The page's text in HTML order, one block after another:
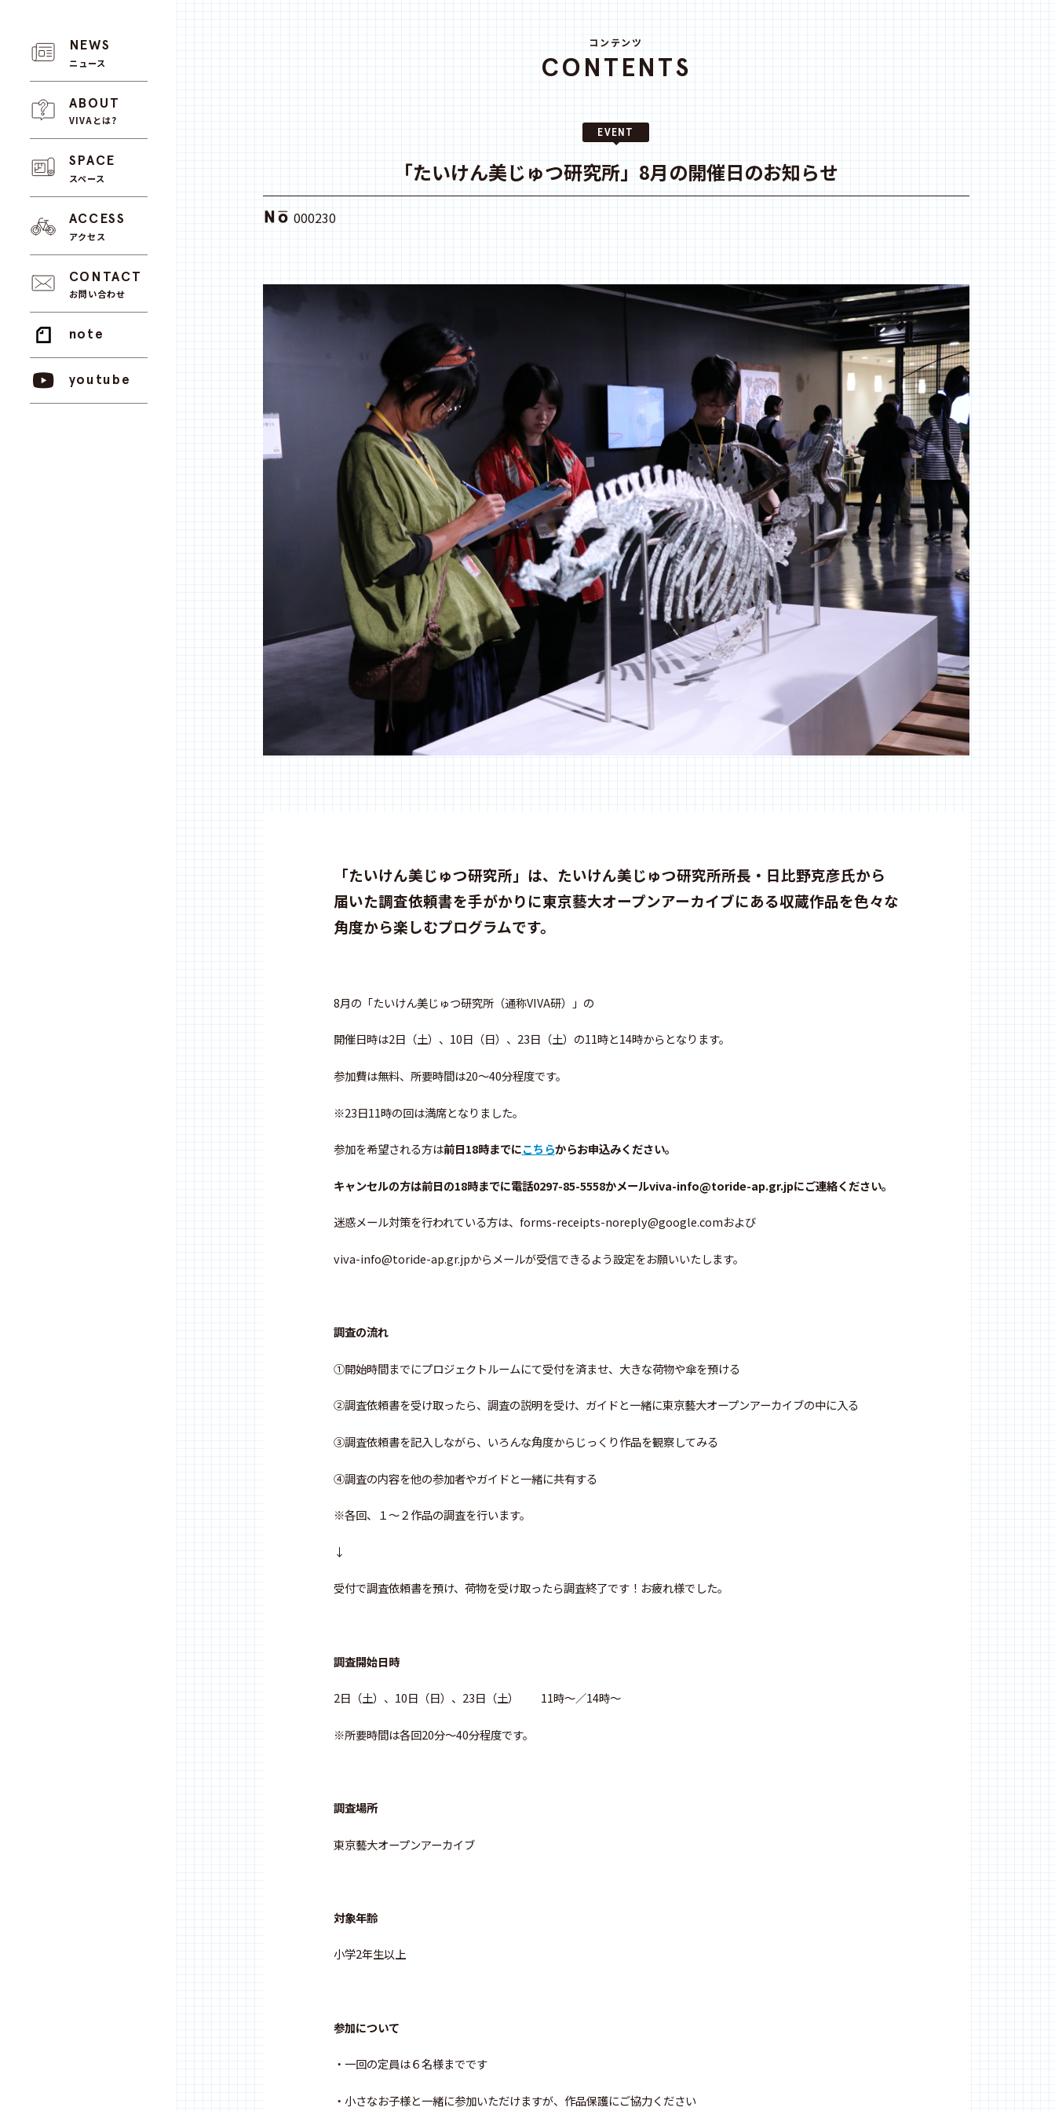
NEWS
ニュース
ABOUT
VIVAとは?
SPACE
スペース
ACCESS
アクセス
CONTACT
お問い合わせ
note
youtube
コンテンツ
CONTENTS
EVENT
「たいけん美じゅつ研究所」8月の開催日のお知らせ
000230
「たいけん美じゅつ研究所」は、たいけん美じゅつ研究所所長・日比野克彦氏から
届いた調査依頼書を手がかりに東京藝大オープンアーカイブにある収蔵作品を色々な
角度から楽しむプログラムです。
8月の「たいけん美じゅつ研究所（通称VIVA研）」の
開催日時は2日（土）、10日（日）、23日（土）の11時と14時からとなります。
参加費は無料、所要時間は20～40分程度です。
※23日11時の回は満席となりました。
参加を希望される方は前日18時までにこちらからお申込みください。
キャンセルの方は前日の18時までに電話0297-85-5558かメールviva-info@toride-ap.gr.jpにご連絡ください。
迷惑メール対策を行われている方は、forms-receipts-noreply@google.comおよび
viva-info@toride-ap.gr.jpからメールが受信できるよう設定をお願いいたします。
調査の流れ
①開始時間までにプロジェクトルームにて受付を済ませ、大きな荷物や傘を預ける
②調査依頼書を受け取ったら、調査の説明を受け、ガイドと一緒に東京藝大オープンアーカイブの中に入る
③調査依頼書を記入しながら、いろんな角度からじっくり作品を観察してみる
④調査の内容を他の参加者やガイドと一緒に共有する
※各回、１～２作品の調査を行います。
↓
受付で調査依頼書を預け、荷物を受け取ったら調査終了です！お疲れ様でした。
調査開始日時
2日（土）、10日（日）、23日（土） 11時～／14時～
※所要時間は各回20分～40分程度です。
調査場所
東京藝大オープンアーカイブ
対象年齢
小学2年生以上
参加について
・一回の定員は６名様までです
・小さなお子様と一緒に参加いただけますが、作品保護にご協力ください